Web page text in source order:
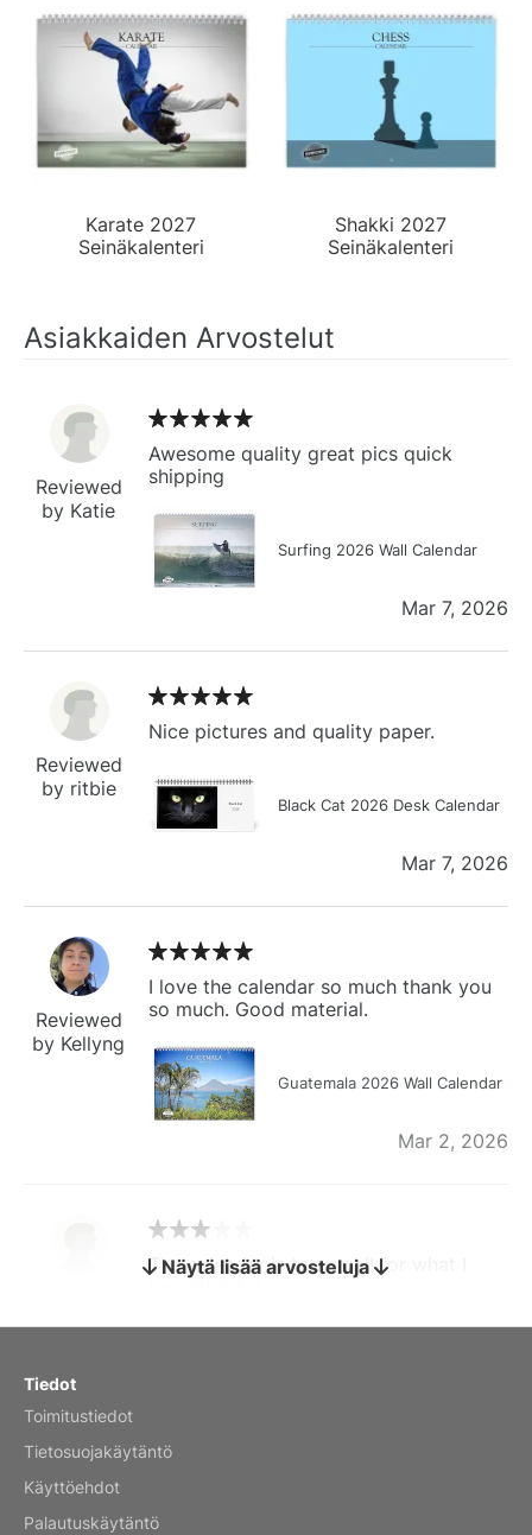
Karate 2027
Seinäkalenteri
Shakki 2027
Seinäkalenteri
Asiakkaiden Arvostelut
Reviewed
by Katie
Awesome quality great pics quick
shipping
Surfing 2026 Wall Calendar
Mar 7, 2026
Reviewed
by ritbie
Nice pictures and quality paper.
Black Cat 2026 Desk Calendar
Mar 7, 2026
Reviewed
by Kellyng
I love the calendar so much thank you
so much. Good material.
Guatemala 2026 Wall Calendar
Mar 2, 2026
by charles
The calendar is too small for what I
bought it for
Näytä lisää arvosteluja
Tiedot
Toimitustiedot
Tietosuojakäytäntö
Käyttöehdot
Palautuskäytäntö